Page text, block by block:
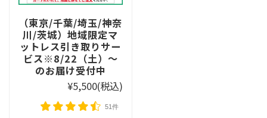
（東京/千葉/埼玉/神奈
川/茨城）地域限定マ
ットレス引き取りサー
ビス※8/22（土）〜
のお届け受付中
¥5,500(税込)
51件